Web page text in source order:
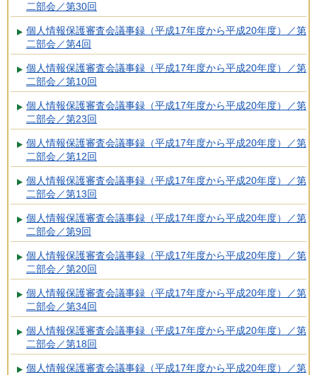
二部会／第30回
個人情報保護審査会議事録（平成17年度から平成20年度）／第
二部会／第4回
個人情報保護審査会議事録（平成17年度から平成20年度）／第
二部会／第10回
個人情報保護審査会議事録（平成17年度から平成20年度）／第
二部会／第23回
個人情報保護審査会議事録（平成17年度から平成20年度）／第
二部会／第12回
個人情報保護審査会議事録（平成17年度から平成20年度）／第
二部会／第13回
個人情報保護審査会議事録（平成17年度から平成20年度）／第
二部会／第9回
個人情報保護審査会議事録（平成17年度から平成20年度）／第
二部会／第20回
個人情報保護審査会議事録（平成17年度から平成20年度）／第
二部会／第34回
個人情報保護審査会議事録（平成17年度から平成20年度）／第
二部会／第18回
個人情報保護審査会議事録（平成17年度から平成20年度）／第